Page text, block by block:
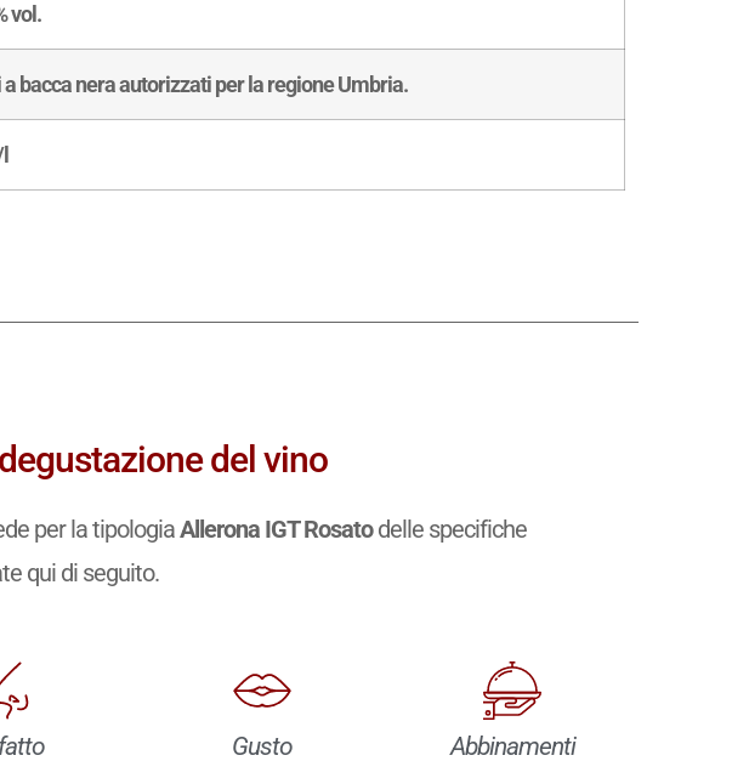
vol.
bacca nera autorizzati per la regione Umbria.
del vino
per la tipologiaAllerona IGT Rosatodelle specifiche
qui di seguito.
Gusto
Abbinamenti